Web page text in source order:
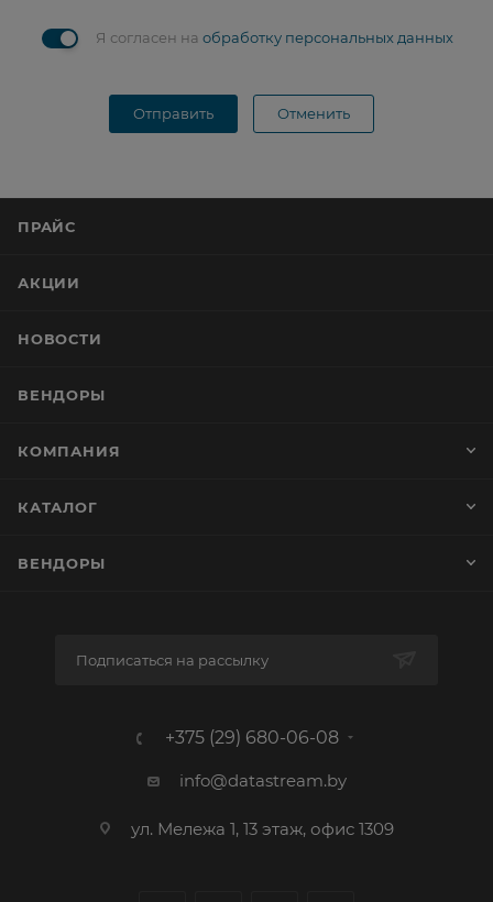
Я согласен на обработку персональных данных
Отправить Отменить
ПРАЙС
АКЦИИ
НОВОСТИ
ВЕНДОРЫ
КОМПАНИЯ
КАТАЛОГ
ВЕНДОРЫ
Подписаться на рассылку
+375 (29) 680-06-08
info@datastream.by
ул. Мележа 1, 13 этаж, офис 1309